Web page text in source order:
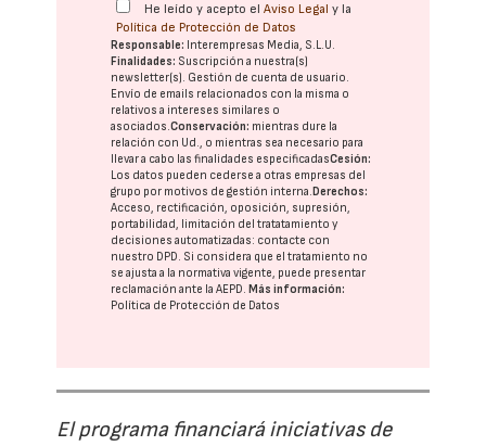
He leído y acepto elAviso Legal y la
Política de Protección de Datos
Responsable: Interempresas Media, S.L.U.
Finalidades: Suscripción a nuestra(s)
newsletter(s). Gestión de cuenta de usuario.
Envío de emails relacionados con la misma o
relativos a intereses similares o
asociados.Conservación: mientras dure la
relación con Ud., o mientras sea necesario para
llevar a cabo las finalidades especificadasCesión:
Los datos pueden cederse a otras empresas del
grupo por motivos de gestión interna. Derechos:
Acceso, rectificación, oposición, supresión,
portabilidad, limitación del tratatamiento y
decisiones automatizadas: contacte con
nuestro DPD. Si considera que el tratamiento no
se ajusta a la normativa vigente, puede presentar
reclamación ante laAEPD. Más información:
Política de Protección de Datos
El programa financiará iniciativas de